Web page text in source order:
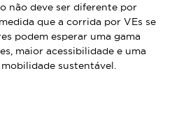
não deve ser diferente por
que a corrida por VEs se
podem esperar uma gama
maior acessibilidade e uma
sustentável.